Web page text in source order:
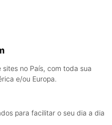
no País, com toda sua
e/ou Europa.
para facilitar o seu dia a dia